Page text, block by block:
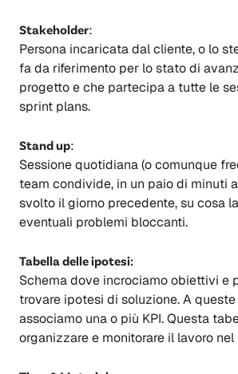
Stakeholder:
Persona incaricata dal cliente, o lo
fa da riferimento per lo stato di
progetto e che partecipa a tutte le
sprint plans.
Stand up:
Sessione quotidiana (o comunque
team condivide, in un paio di minuti
svolto il giorno precedente, su cosa
eventuali problemi bloccanti.
Tabella delle ipotesi:
Schema dove incrociamo obiettivi e
trovare ipotesi di soluzione. A
associamo una o più KPI. Questa
organizzare e monitorare il lavoro nel